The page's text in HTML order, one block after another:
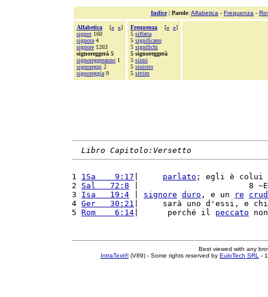
Indice| Parole: Alfabetica - Frequenza -
Alfabetica [« »]
signor160
signora 4
signore 1263
signoreggerà 5
signoreggeranno 1
signoreggi 2
signoreggia 9
Frequenza [« »]
5 siffatta
5 significano
5 significhi
5 signoreggerà
5 siimi
5 sinistro
5 sittim
Libro Capitolo:Versetto
1 1Sa    9:17 parlato ; egli è colui
2 Sal   72:8 |                       8
3 Isa   19:4 signore duro , e un re
4 Ger   30:21 |     sarà uno d'essi, e
5 Rom    6:14 |      perché il peccato
Best viewed with any
IntraText®(V89) - Some rights reserved by EuloTech SRL -